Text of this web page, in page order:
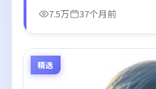
7.5万
37个月前
精选